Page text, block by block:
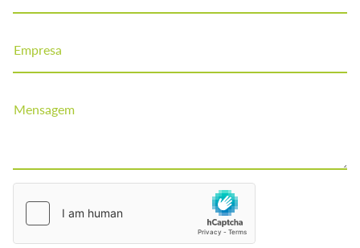
Empresa
Mensagem